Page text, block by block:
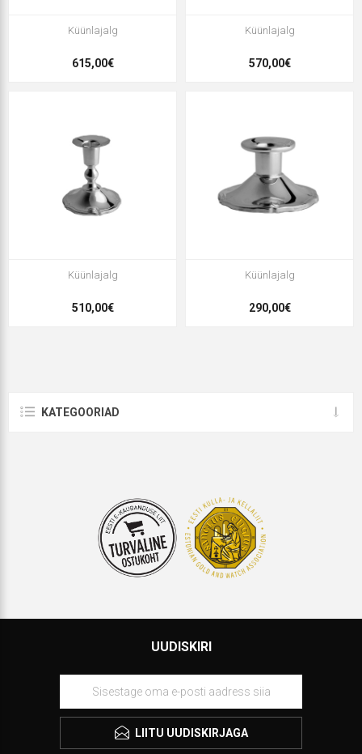
Küünlajalg
615,00€
Küünlajalg
570,00€
Küünlajalg
510,00€
Küünlajalg
290,00€
KATEGOORIAD
UUDISKIRI
LIITU UUDISKIRJAGA